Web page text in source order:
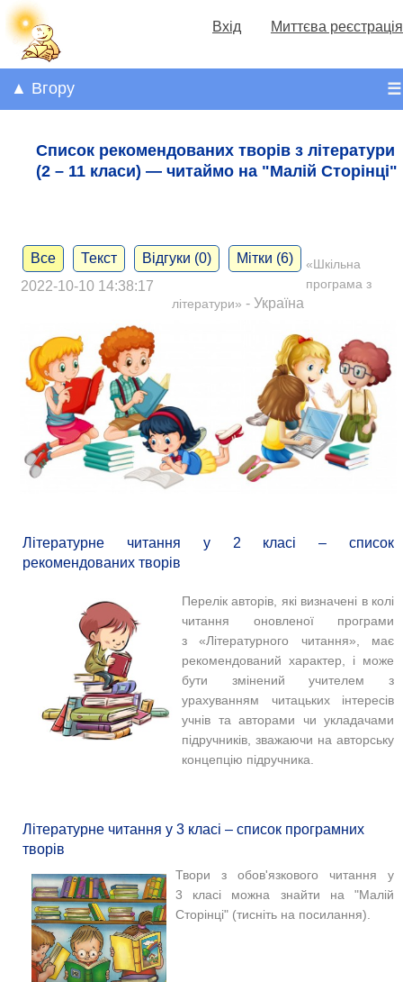
Вхід Миттєва реєстрація
☰
▲ Вгору
Список рекомендованих творів з літератури
(2 – 11 класи) — читаймо на "Малій Сторінці"
Все Текст Відгуки (0)
Мітки (6)
2022-10-10 14:38:17
«Шкільна
програма з
літератури» - Україна
Літературне читання у 2 класі – список
рекомендованих творів
Перелік авторів, які визначені в колі
читання оновленої програми
з «Літературного читання», має
рекомендований характер, і може
бути змінений учителем з
урахуванням читацьких інтересів
учнів та авторами чи укладачами
підручників, зважаючи на авторську
концепцію підручника.
Літературне читання у 3 класі – список програмних
творів
Твори з обов'язкового читання у
3 класі можна знайти на "Малій
Сторінці" (тисніть на посилання).